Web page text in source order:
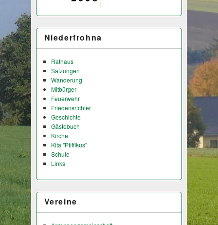
Niederfrohna
Rathaus
Satzungen
Wanderung
Mitbürger
Feuerwehr
Friedensrichter
Geschichte
Gästebuch
Kirche
Kita "Pfiffikus"
Schule
Links
Vereine